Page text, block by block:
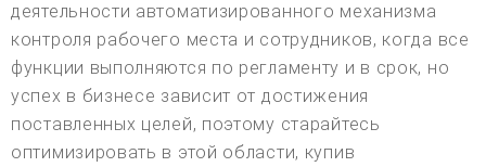
деятельности автоматизированного механизма
контроля рабочего места и сотрудников, когда все
функции выполняются по регламенту и в срок, но
успех в бизнесе зависит от достижения
поставленных целей, поэтому старайтесь
оптимизировать в этой области, купив